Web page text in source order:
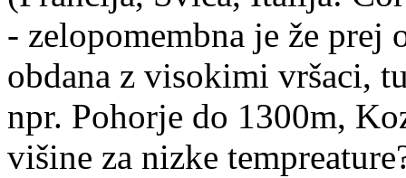
- zelopomembna je že prej
obdana z visokimi vršaci,
npr. Pohorje do 1300m,
višine za nizke